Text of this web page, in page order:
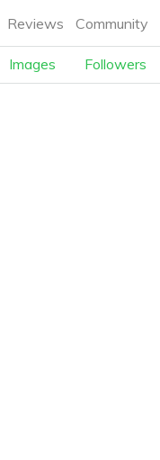
Reviews Community
Images Followers